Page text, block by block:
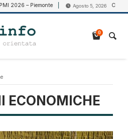
– Piemonte Agosto 5, 2026 CCNL
0
ECONOMICHE